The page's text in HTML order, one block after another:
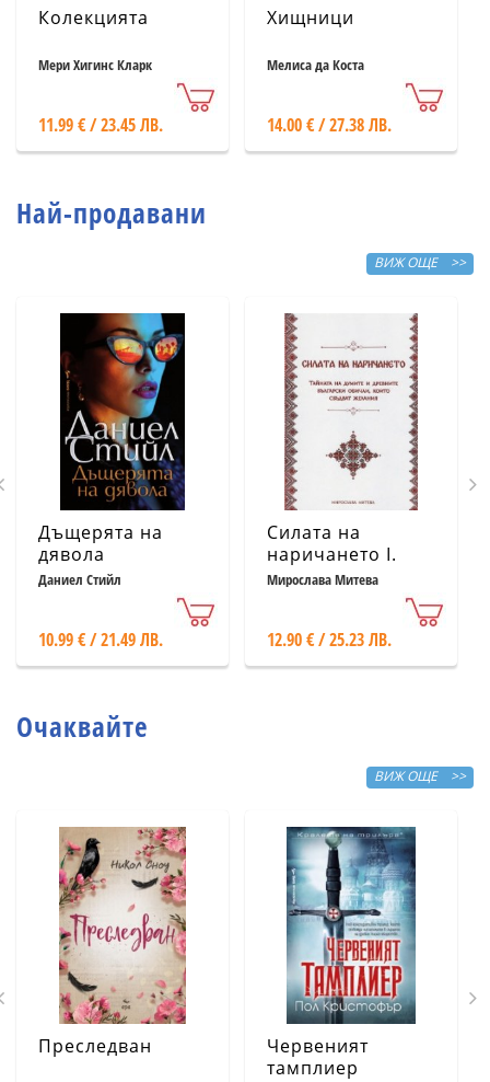
Колекцията
Мери Хигинс Кларк
11.99 € / 23.45 ЛВ.
Хищници
Мелиса да Коста
14.00 € / 27.38 ЛВ.
Най-продавани
ВИЖ ОЩЕ >>
Дъщерята на
дявола
Даниел Стийл
10.99 € / 21.49 ЛВ.
Силата на
наричането І.
Тайната на
български
обичаи, които
Мирослава Митева
12.90 € / 25.23 ЛВ.
Очаквайте
ВИЖ ОЩЕ >>
Преследван
Червеният
тамплиер